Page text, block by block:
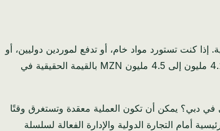
إذا كنت تستورد مواد خام، أو تدفع لموردين دوليين، أو
ببساطة تحاول الاحتفاظ برأس مالك، فإن هذا الانخفاض يعني أن أموالك تفقد قيمتها باستمرار. قد يكون استثمار بقيمة 5 ملايين MZN اليوم يساوي 4.25 مليون إلى 4.5 مليون MZN بالقيمة الحقيقية في
دبي؟ يمكن أن تكون العملية معقدة وتستغرق وقتًا
أمام التجارة الدولية والإدارة الفعالة لسلسلة